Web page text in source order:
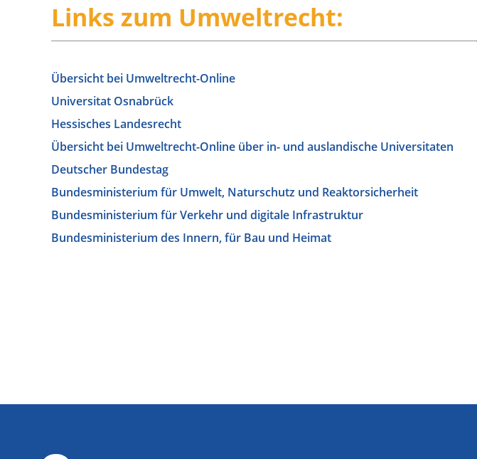
Links zum Umweltrecht:
Übersicht bei Umweltrecht-Online
Universitat Osnabrück
Hessisches Landesrecht
Übersicht bei Umweltrecht-Online über in- und auslandische Universitaten
Deutscher Bundestag
Bundesministerium für Umwelt, Naturschutz und Reaktorsicherheit
Bundesministerium für Verkehr und digitale Infrastruktur
Bundesministerium des Innern, für Bau und Heimat